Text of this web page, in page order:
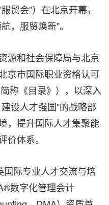
贸会"）在北京开幕，
， 服贸焕新"。
源和社会保障局与北京
京市国际职业资格认可
称《目录》）， 以深入
设人才强国"的战略部
，提升国际人才集聚能
价体系。
际专业人才交流与培
数字化管理会计